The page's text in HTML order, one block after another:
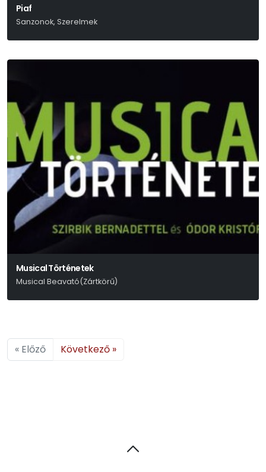
Piaf
Sanzonok, Szerelmek
Musical Történetek
Musical Beavató(Zártkörű)
« Előző Következő »